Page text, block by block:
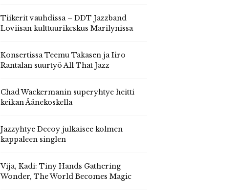
Tiikerit vauhdissa – DDT Jazzband
Loviisan kulttuurikeskus Marilynissa
Konsertissa Teemu Takasen ja Iiro
Rantalan suurtyö All That Jazz
Chad Wackermanin superyhtye heitti
keikan Äänekoskella
Jazzyhtye Decoy julkaisee kolmen
kappaleen singlen
Vija, Kadi: Tiny Hands Gathering
Wonder, The World Becomes Magic